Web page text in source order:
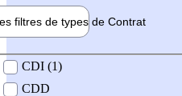
filtres de types de Contrat
contrat
CDI (1)
CDD